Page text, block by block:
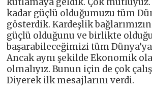
kadar güçlü olduğumuzu tüm
gösterdik. Kardeşlik
güçlü olduğunu ve birlikte
başarabileceğimizi tüm
Ancak aynı şekilde Ekonomik
olmalıyız. Bunun için de çok
Diyerek ilk mesajlarını verdi.